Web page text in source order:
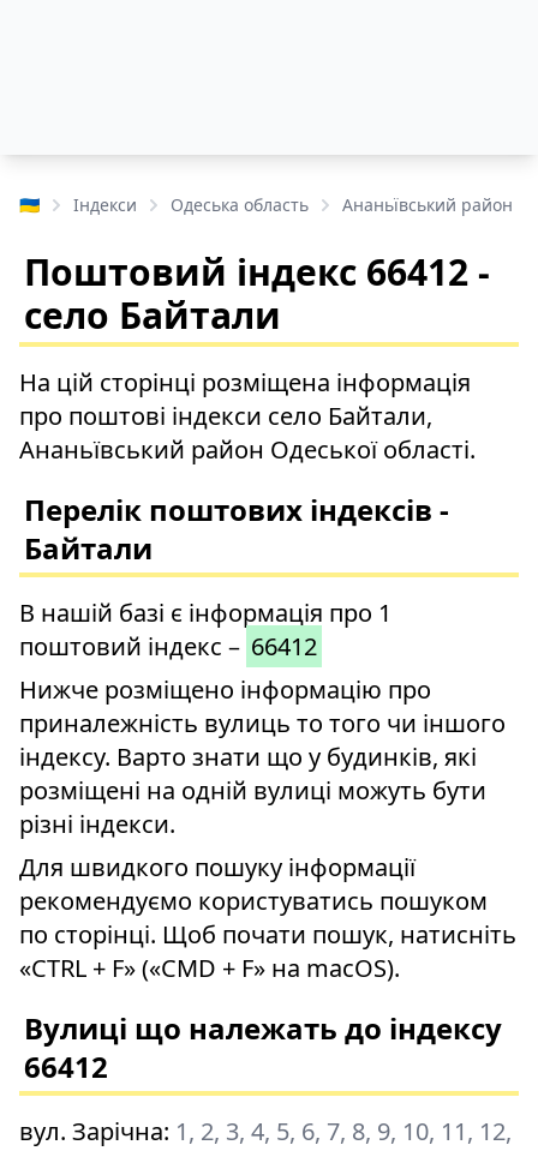
🇺🇦 Індекси Одеська область Ананьївський район
Поштовий індекс 66412 -
село Байтали
На цій сторінці розміщена інформація
про поштові індекси село Байтали,
Ананьївський район Одеської області.
Перелік поштових індексів -
Байтали
В нашій базі є інформація про 1
поштовий індекс – 66412
Нижче розміщено інформацію про
приналежність вулиць то того чи іншого
індексу. Варто знати що у будинків, які
розміщені на одній вулиці можуть бути
різні індекси.
Для швидкого пошуку інформації
рекомендуємо користуватись пошуком
по сторінці. Щоб почати пошук, натисніть
«CTRL + F» («CMD + F» на macOS).
Вулиці що належать до індексу
66412
вул. Зарічна: 1, 2, 3, 4, 5, 6, 7, 8, 9, 10, 11, 12,